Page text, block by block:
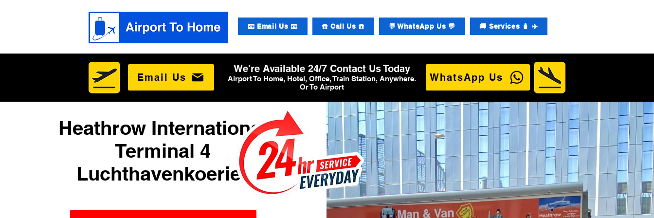
📧 Email Us 📧 ☎️ Call Us ☎️ 💬 WhatsApp Us 💬 🚚 Services 🧳 ✈️
Email Us
We're Available 24/7 Contact Us Today
Airport To Home, Hotel, Office, Train Station, Anywhere.
Or To Airport
WhatsApp Us
Heathrow International
Terminal 4
Luchthavenkoerier